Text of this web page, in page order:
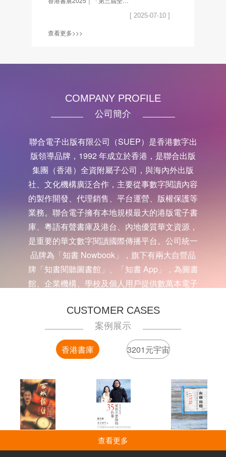
[ 2025-07-10 ]
查看更多>>>
COMPANY PROFILE
公司簡介
聯合電子出版有限公司（SUEP）是香港數字出
版領導品牌，1992 年成立於香港，是聯合出版
集團（香港）全資附屬子公司，與海內外出版
社、文化機構廣泛合作，主要從事數字閱讀內容
的製作開發、代理銷售、平台運營、版權保護等
業務。聯合電子擁有本地規模最大的港版電子書
庫、粵語有聲書庫及港台、內地優質華文資源，
是重要的華文數字閱讀國際傳播平台。公司統一
品牌為「知書 Nowbook」，旗下有兩大自營品
牌「知書閱聽圖書館」、「知書 App」，為圖書
館、企業機構、學校及個人用戶提供數萬本電子
CUSTOMER CASES
案例展示
香港書庫 3201元宇宙
查看更多